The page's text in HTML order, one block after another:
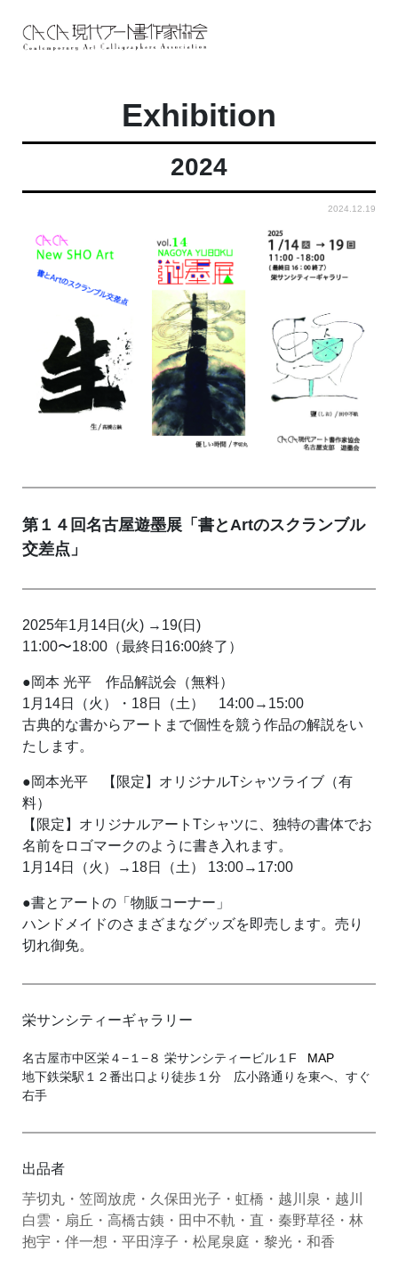
Exhibition
2024
2024.12.19
第１４回名古屋遊墨展「書とArtのスクランブル
交差点」
2025年1月14日(火) →19(日)
11:00〜18:00（最終日16:00終了）
●岡本 光平 作品解説会（無料）
1月14日（火）・18日（土） 14:00→15:00
古典的な書からアートまで個性を競う作品の解説をい
たします。
●岡本光平 【限定】オリジナルTシャツライブ（有
料）
【限定】オリジナルアートTシャツに、独特の書体でお
名前をロゴマークのように書き入れます。
1月14日（火）→18日（土） 13:00→17:00
●書とアートの「物販コーナー」
ハンドメイドのさまざまなグッズを即売します。売り
切れ御免。
栄サンシティーギャラリー
名古屋市中区栄４−１−８ 栄サンシティービル１F MAP
地下鉄栄駅１２番出口より徒歩１分 広小路通りを東へ、すぐ
右手
出品者
芋切丸・笠岡放虎・久保田光子・虹橋・越川泉・越川
白雲・扇丘・高橋古銕・田中不軌・直・秦野草径・林
抱宇・伴一想・平田淳子・松尾泉庭・黎光・和香